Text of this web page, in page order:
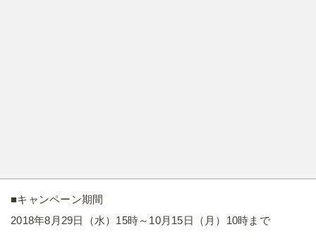
■キャンペーン期間
2018年8月29日（水）15時～10月15日（月）10時まで